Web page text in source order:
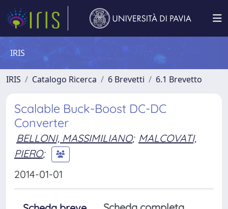
IRIS
IRIS Catalogo Ricerca 6 Brevetti 6.1 Brevetto
Scalable Buck-Boost DC-DC
Converter
BELLONI, MASSIMILIANO; MALCOVATI,
PIERO;
2014-01-01